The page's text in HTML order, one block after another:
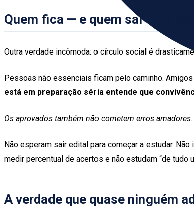
Quem fica — e quem sai — da sua
Outra verdade incômoda: o círculo social é
Pessoas não essenciais ficam pelo caminho.
está em preparação séria entende que
Os aprovados também não cometem erros amadores.
Não esperam sair edital para começar a estudar.
medir percentual de acertos e não estudam “de tudo
A verdade que quase ninguém